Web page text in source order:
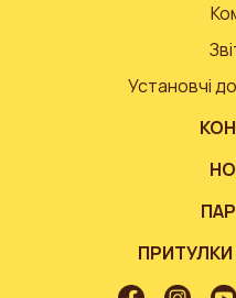
Установчі
ПРИТУЛКИ